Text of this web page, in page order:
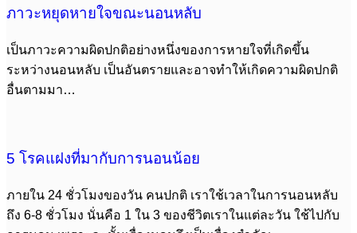
ภาวะหยุดหายใจขณะนอนหลับ
เป็นภาวะความผิดปกติอย่างหนึ่งของการหายใจที่เกิดขึ้น
ระหว่างนอนหลับ เป็นอันตรายและอาจทำให้เกิดความผิดปกติ
อื่นตามมา…
5 โรคแฝงที่มากับการนอนน้อย
ภายใน 24 ชั่วโมงของวัน คนปกติ เราใช้เวลาในการนอนหลับ
ถึง 6-8 ชั่วโมง นั่นคือ 1 ใน 3 ของชีวิตเราในแต่ละวัน ใช้ไปกับ